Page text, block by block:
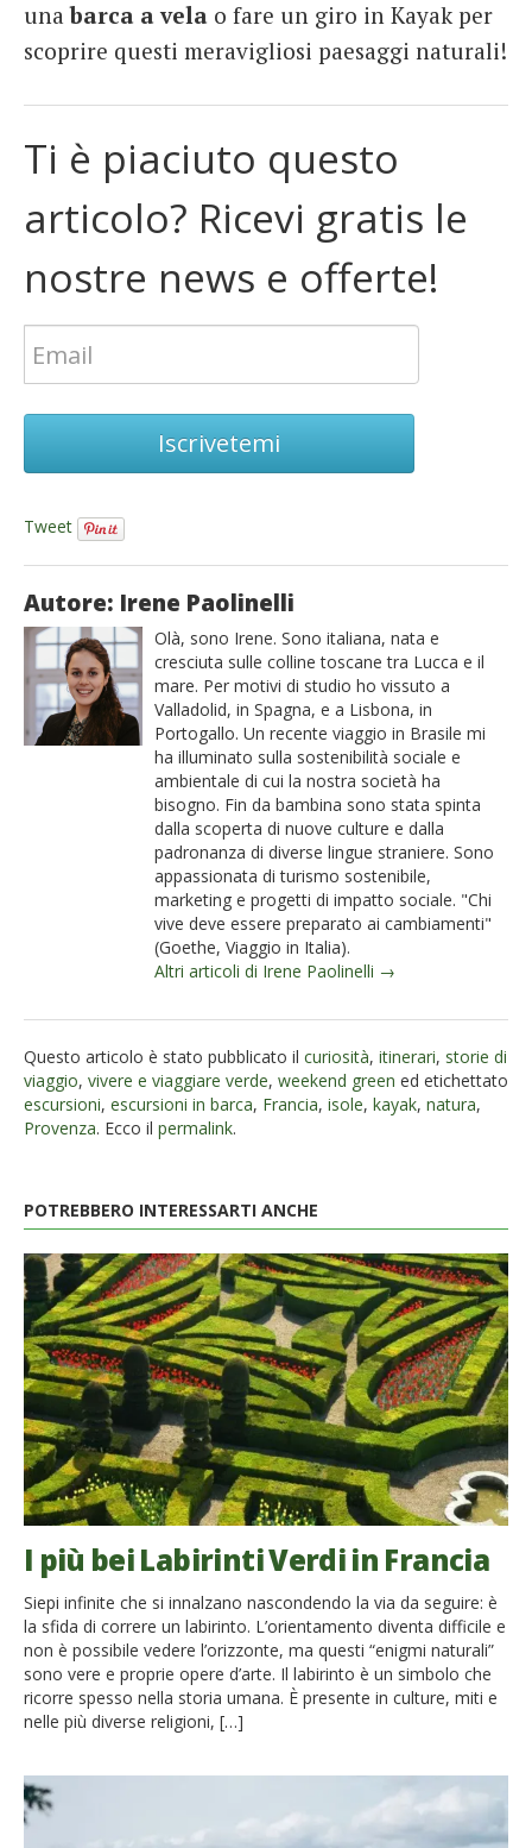
unabarca a vela o fare un giro in Kayak per
scoprire questi meravigliosi paesaggi naturali!
Ti è piaciuto questo
articolo? Ricevi gratis le
nostre news e offerte!
Iscrivetemi
Tweet
Autore: Irene Paolinelli
Olà, sono Irene. Sono italiana, nata e
cresciuta sulle colline toscane tra Lucca e il
mare. Per motivi di studio ho vissuto a
Valladolid, in Spagna, e a Lisbona, in
Portogallo. Un recente viaggio in Brasile mi
ha illuminato sulla sostenibilità sociale e
ambientale di cui la nostra società ha
bisogno. Fin da bambina sono stata spinta
dalla scoperta di nuove culture e dalla
padronanza di diverse lingue straniere. Sono
appassionata di turismo sostenibile,
marketing e progetti di impatto sociale. "Chi
vive deve essere preparato ai cambiamenti"
(Goethe, Viaggio in Italia).
Altri articoli di Irene Paolinelli →
Questo articolo è stato pubblicato il curiosità, itinerari, storie di
viaggio, vivere e viaggiare verde, weekend green ed etichettato
escursioni, escursioni in barca, Francia, isole, kayak, natura,
Provenza. Ecco il permalink.
POTREBBERO INTERESSARTI ANCHE
I più bei Labirinti Verdi in Francia
Siepi infinite che si innalzano nascondendo la via da seguire: è
la sfida di correre un labirinto. L’orientamento diventa difficile e
non è possibile vedere l’orizzonte, ma questi “enigmi naturali”
sono vere e proprie opere d’arte. Il labirinto è un simbolo che
ricorre spesso nella storia umana. È presente in culture, miti e
nelle più diverse religioni, […]